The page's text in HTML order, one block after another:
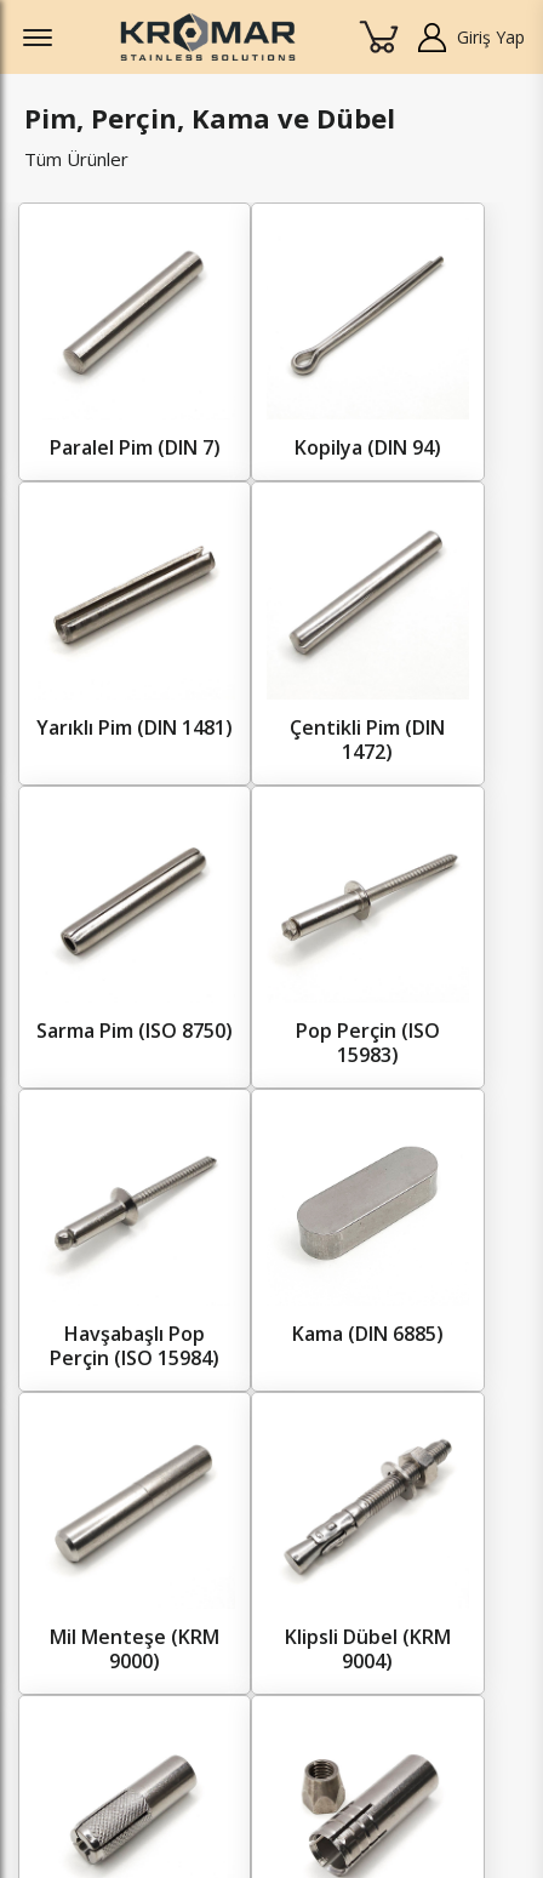
Offcanvas Menu Open
Giriş Yap
Pim, Perçin, Kama ve Dübel
Tüm Ürünler
Paralel Pim (DIN 7) Kopilya (DIN 94)
Yarıklı Pim (DIN 1481)
Çentikli Pim (DIN
1472)
Sarma Pim (ISO 8750)
Pop Perçin (ISO
15983)
Havşabaşlı Pop
Perçin (ISO 15984)
Kama (DIN 6885)
Mil Menteşe (KRM
9000)
Klipsli Dübel (KRM
9004)